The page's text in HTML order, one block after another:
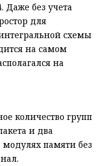
Даже без учета
для
схемы
на самом
на
количество групп
и два
памяти без